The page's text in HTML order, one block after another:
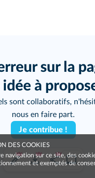
sur la
idée à
sont collaboratifs,
nous en faire part.
Je contribue !
DES COOKIES
navigation sur ce site, des
et exemptés de